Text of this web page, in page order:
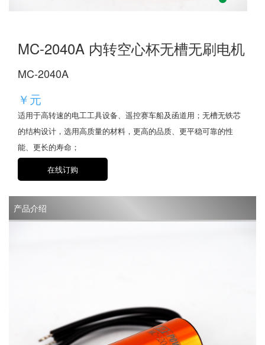
MC-2040A 内转空心杯无槽无刷电机
MC-2040A
￥元
适用于高转速的电工工具设备、遥控赛车船及函道用；无槽无铁芯
的结构设计，选用高质量的材料，更高的品质、更平稳可靠的性
能、更长的寿命；
在线订购
产品介绍